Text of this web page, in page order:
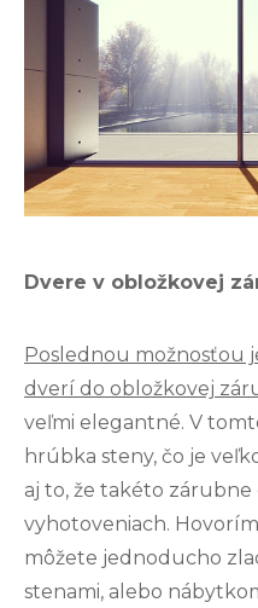
Dvere v obložkovej
Poslednou možnosťou
dverí do obložkovej
veľmi elegantné. V
hrúbka steny, čo je
aj to, že takéto
vyhotoveniach.
môžete jednoducho
stenami, alebo